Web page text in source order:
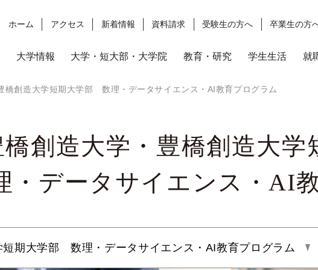
大学情報 大学・短大部・大学院 教育・研究 学生生活 就
ホーム アクセス 新着情報 資料請求 受験生の方へ 卒業生の方
橋創造大学短期大学部 数理・データサイエンス・AI教育プログラム
橋創造大学・豊橋創造大
・データサイエンス・AI
短期大学部 数理・データサイエンス・AI教育プログラム